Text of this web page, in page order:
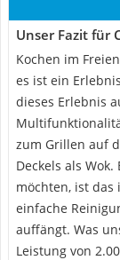
Unser Fazit für
Kochen im
es ist ein
dieses Erlebnis
zum Grillen auf
Deckels als
möchten, ist
einfache
auffängt. Was
Leistung von